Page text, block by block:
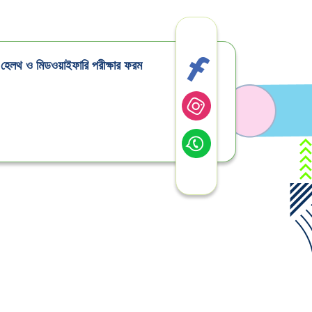
ও মিডওয়াইফারি পরীক্ষার ফরম